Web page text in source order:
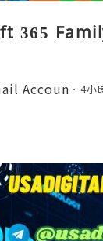
365
Accoun 4小